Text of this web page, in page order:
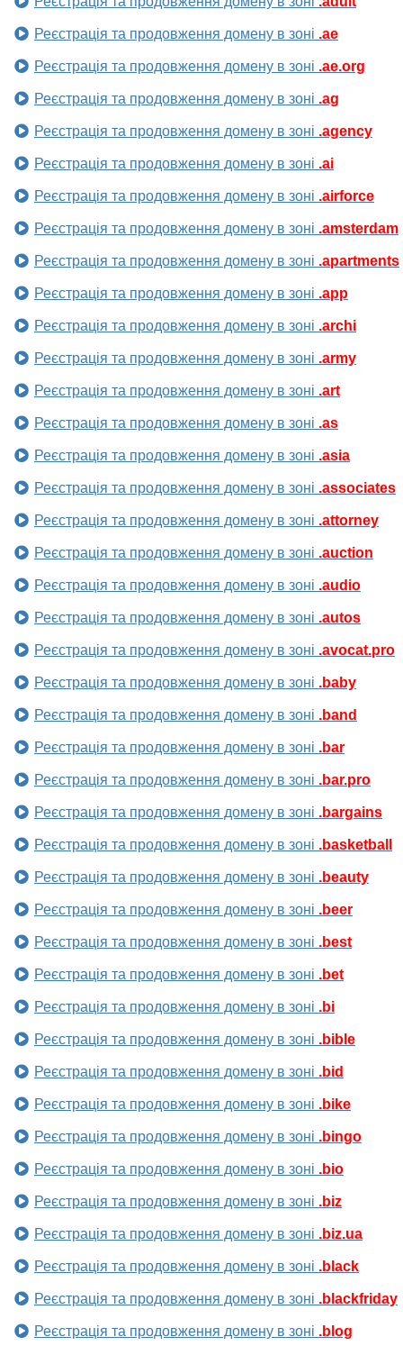
Реєстрація та продовження домену в зоні .ae
Реєстрація та продовження домену в зоні .ae.org
Реєстрація та продовження домену в зоні .ag
Реєстрація та продовження домену в зоні .agency
Реєстрація та продовження домену в зоні .ai
Реєстрація та продовження домену в зоні .airforce
Реєстрація та продовження домену в зоні .amsterdam
Реєстрація та продовження домену в зоні .apartments
Реєстрація та продовження домену в зоні .app
Реєстрація та продовження домену в зоні .archi
Реєстрація та продовження домену в зоні .army
Реєстрація та продовження домену в зоні .art
Реєстрація та продовження домену в зоні .as
Реєстрація та продовження домену в зоні .asia
Реєстрація та продовження домену в зоні .associates
Реєстрація та продовження домену в зоні .attorney
Реєстрація та продовження домену в зоні .auction
Реєстрація та продовження домену в зоні .audio
Реєстрація та продовження домену в зоні .autos
Реєстрація та продовження домену в зоні .avocat.pro
Реєстрація та продовження домену в зоні .baby
Реєстрація та продовження домену в зоні .band
Реєстрація та продовження домену в зоні .bar
Реєстрація та продовження домену в зоні .bar.pro
Реєстрація та продовження домену в зоні .bargains
Реєстрація та продовження домену в зоні .basketball
Реєстрація та продовження домену в зоні .beauty
Реєстрація та продовження домену в зоні .beer
Реєстрація та продовження домену в зоні .best
Реєстрація та продовження домену в зоні .bet
Реєстрація та продовження домену в зоні .bi
Реєстрація та продовження домену в зоні .bible
Реєстрація та продовження домену в зоні .bid
Реєстрація та продовження домену в зоні .bike
Реєстрація та продовження домену в зоні .bingo
Реєстрація та продовження домену в зоні .bio
Реєстрація та продовження домену в зоні .biz
Реєстрація та продовження домену в зоні .biz.ua
Реєстрація та продовження домену в зоні .black
Реєстрація та продовження домену в зоні .blackfriday
Реєстрація та продовження домену в зоні .blog